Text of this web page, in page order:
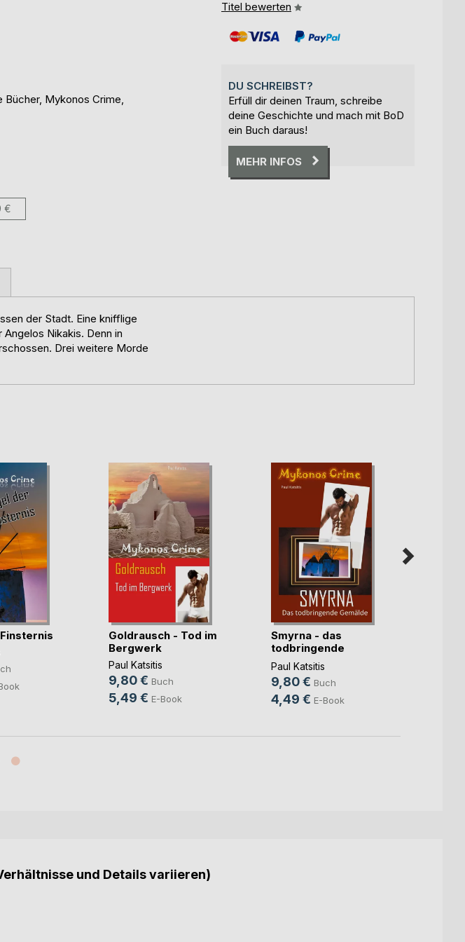
Mykonos Crime,
€
Titel bewerten
DU SCHREIBST?
Erfüll dir deinen Traum, schreibe
deine Geschichte und mach mit BoD
ein Buch daraus!
MEHR INFOS
der Stadt. Eine knifflige
Nikakis. Denn in
Drei weitere Morde
Goldrausch - Tod im
Bergwerk
Paul Katsitis
9,80 € Buch
5,49 € E-Book
Smyrna - das
todbringende
Gemälde
Paul Katsitis
9,80 € Buch
4,49 € E-Book
und Details variieren)